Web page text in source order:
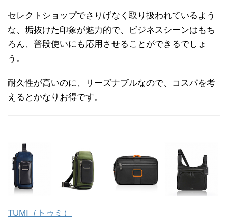
セレクトショップでさりげなく取り扱われているよう
な、垢抜けた印象が魅力的で、ビジネスシーンはもち
ろん、普段使いにも応用させることができるでしょ
う。
耐久性が高いのに、リーズナブルなので、コスパを考
えるとかなりお得です。
TUMI（トゥミ）